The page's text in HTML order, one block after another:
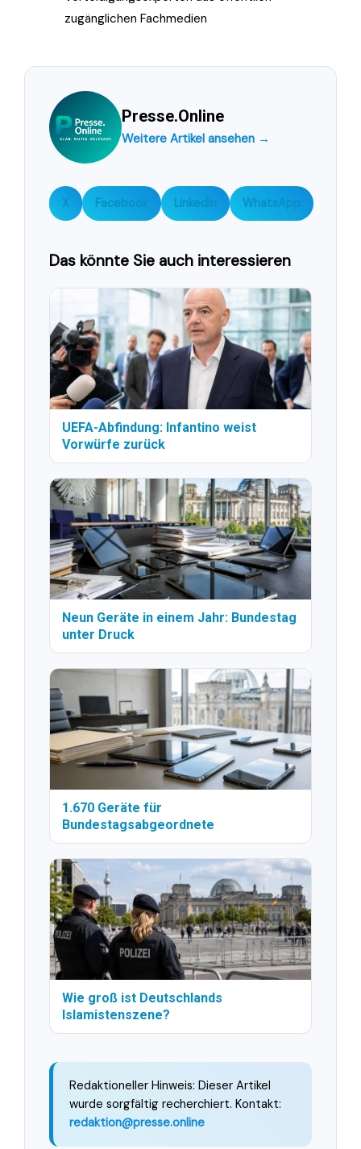
zugänglichen Fachmedien
Presse.Online
Weitere Artikel ansehen →
X Facebook LinkedIn WhatsApp
Das könnte Sie auch interessieren
UEFA-Abfindung: Infantino weist
Vorwürfe zurück
Neun Geräte in einem Jahr: Bundestag
unter Druck
1.670 Geräte für
Bundestagsabgeordnete
Wie groß ist Deutschlands
Islamistenszene?
Redaktioneller Hinweis: Dieser Artikel
wurde sorgfältig recherchiert. Kontakt:
redaktion@presse.online